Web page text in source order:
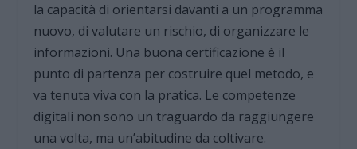
la capacità di orientarsi davanti a un programma
nuovo, di valutare un rischio, di organizzare le
informazioni. Una buona certificazione è il
punto di partenza per costruire quel metodo, e
va tenuta viva con la pratica. Le competenze
digitali non sono un traguardo da raggiungere
una volta, ma un’abitudine da coltivare.